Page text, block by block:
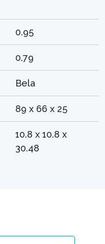
0.95
0.79
Bela
89 x 66 x 25
10.8 x 10.8 x
30.48